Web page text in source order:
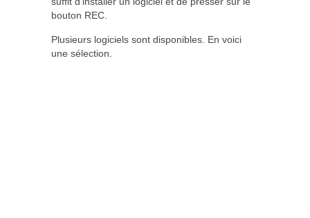
bouton REC.
Plusieurs logiciels sont disponibles. En voici
une sélection.